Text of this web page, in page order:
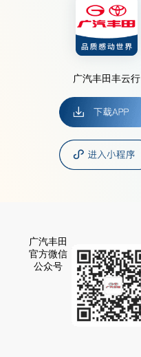
广汽丰田丰云行
广汽丰田
官方微信
公众号